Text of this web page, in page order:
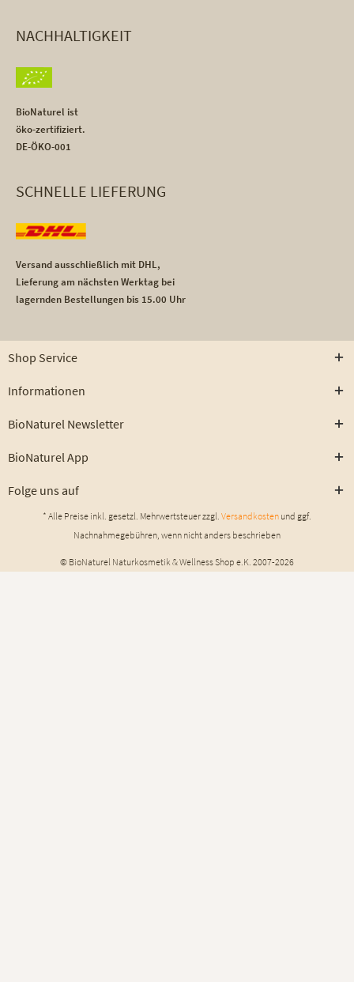
NACHHALTIGKEIT
BioNaturel ist
öko-zertifiziert.
DE-ÖKO-001
SCHNELLE LIEFERUNG
Versand ausschließlich mit DHL,
Lieferung am nächsten Werktag bei
lagernden Bestellungen bis 15.00 Uhr
Shop Service
Informationen
BioNaturel Newsletter
BioNaturel App
Folge uns auf
* Alle Preise inkl. gesetzl. Mehrwertsteuer zzgl. Versandkosten und ggf.
Nachnahmegebühren, wenn nicht anders beschrieben
© BioNaturel Naturkosmetik & Wellness Shop e.K. 2007-2026